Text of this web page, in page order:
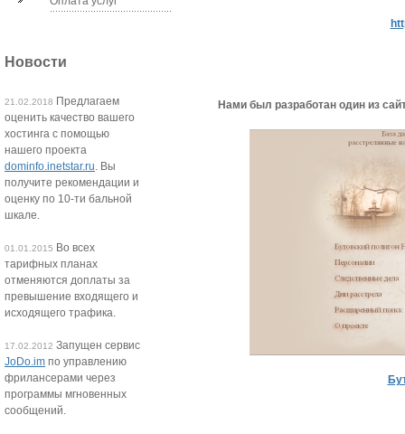
Новости
21.02.2018 Предлагаем
оценить качество вашего
хостинга с помощью
нашего проекта
dominfo.inetstar.ru. Вы
получите рекомендации и
оценку по 10-ти бальной
шкале.
01.01.2015 Во всех
тарифных планах
отменяются доплаты за
превышение входящего и
исходящего трафика.
17.02.2012 Запущен сервис
JoDo.im по управлению
фрилансерами через
программы мгновенных
сообщений.
Нами был разработан один из